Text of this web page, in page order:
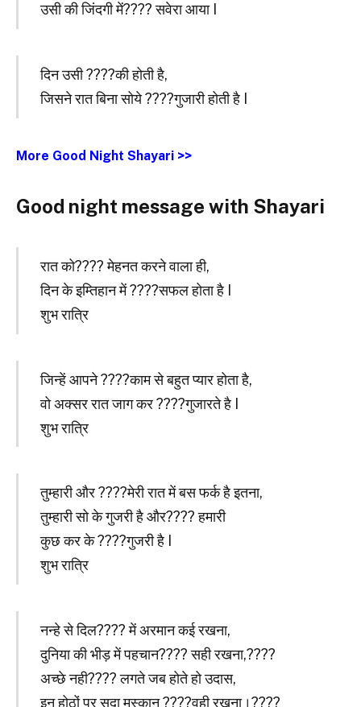
उसी की जिंदगी में???? सवेरा आया I
दिन उसी ????की होती है,
जिसने रात बिना सोये ????गुजारी होती है I
More Good Night Shayari >>
Good night message with Shayari
रात को???? मेहनत करने वाला ही,
दिन के इम्तिहान में ????सफल होता है I
शुभ रात्रि
जिन्हें आपने ????काम से बहुत प्यार होता है,
वो अक्सर रात जाग कर ????गुजारते है I
शुभ रात्रि
तुम्हारी और ????मेरी रात में बस फर्क है इतना,
तुम्हारी सो के गुजरी है और???? हमारी
कुछ कर के ????गुजरी है I
शुभ रात्रि
नन्हे से दिल???? में अरमान कई रखना,
दुनिया की भीड़ में पहचान???? सही रखना,????
अच्छे नही???? लगते जब होते हो उदास,
इन होठों पर सदा मुस्कान ????वही रखना।????